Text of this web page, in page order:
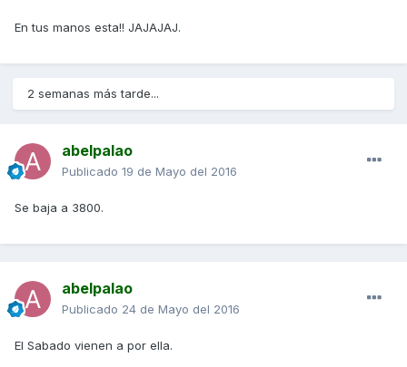
En tus manos esta!! JAJAJAJ.
2 semanas más tarde...
abelpalao
Publicado 19 de Mayo del 2016
Se baja a 3800.
abelpalao
Publicado 24 de Mayo del 2016
El Sabado vienen a por ella.